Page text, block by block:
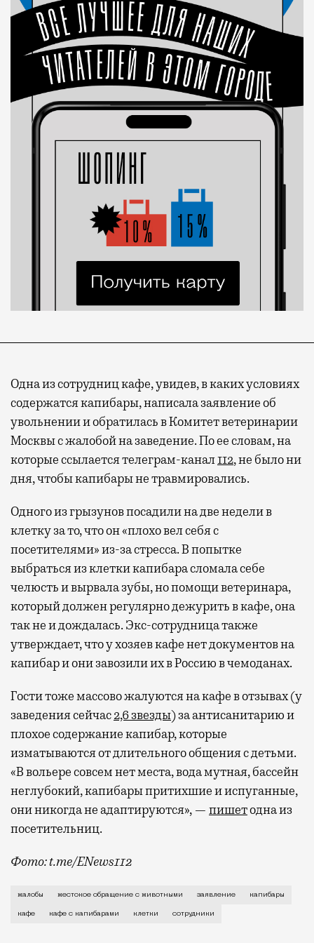
Одна из сотрудниц кафе, увидев, в каких условиях
содержатся капибары, написала заявление об
увольнении и обратилась в Комитет ветеринарии
Москвы с жалобой на заведение. По ее словам, на
которые ссылается телеграм-канал112, не было ни
дня, чтобы капибары не травмировались.
Одного из грызунов посадили на две недели в
клетку за то, что он «плохо вел себя с
посетителями» из-за стресса. В попытке
выбраться из клетки капибара сломала себе
челюсть и вырвала зубы, но помощи ветеринара,
который должен регулярно дежурить в кафе, она
так не и дождалась. Экс-сотрудница также
утверждает, что у хозяев кафе нет документов на
капибар и они завозили их в Россию в чемоданах.
Гости тоже массово жалуются на кафе в отзывах (у
заведения сейчас2,6 звезды) за антисанитарию и
плохое содержание капибар, которые
изматываются от длительного общения с детьми.
«В вольере совсем нет места, вода мутная, бассейн
неглубокий, капибары притихшие и испуганные,
они никогда не адаптируются», — пишетодна из
посетительниц.
Фото: t.me/ENews112
С момента открытия нового контактного кафе с
жалобы жестокое обращение с животными заявление капибары
кафе кафе с капибарами клетки сотрудники